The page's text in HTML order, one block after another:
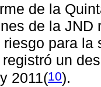
de la
de la JND
para
un
2011(10).